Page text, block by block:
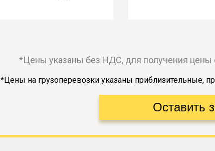
*Цены указаны без НДС, для получения
*Цены на грузоперевозки указаны приблизительные,